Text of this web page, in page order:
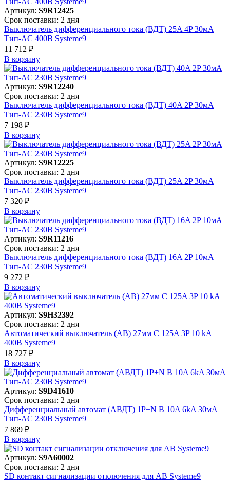
Артикул: S9R12425
Срок поставки: 2 дня
Выключатель дифференциального тока (ВДТ) 25A 4P 30мА
Тип-AC 400В Systeme9
11 712 ₽
В корзинy
Артикул: S9R12240
Срок поставки: 2 дня
Выключатель дифференциального тока (ВДТ) 40A 2P 30мА
Тип-AC 230В Systeme9
7 198 ₽
В корзинy
Артикул: S9R12225
Срок поставки: 2 дня
Выключатель дифференциального тока (ВДТ) 25A 2P 30мА
Тип-AC 230В Systeme9
7 320 ₽
В корзинy
Артикул: S9R11216
Срок поставки: 2 дня
Выключатель дифференциального тока (ВДТ) 16A 2P 10мА
Тип-AC 230В Systeme9
9 272 ₽
В корзинy
Артикул: S9H32392
Срок поставки: 2 дня
Автоматический выключатель (АВ) 27мм C 125A 3P 10 kA
400В Systeme9
18 727 ₽
В корзинy
Артикул: S9D41610
Срок поставки: 2 дня
Дифференциальный автомат (АВДТ) 1P+N B 10A 6kA 30мА
Тип-AC 230В Systeme9
7 869 ₽
В корзинy
Артикул: S9A60002
Срок поставки: 2 дня
SD контакт сигнализации отключения для АВ Systeme9